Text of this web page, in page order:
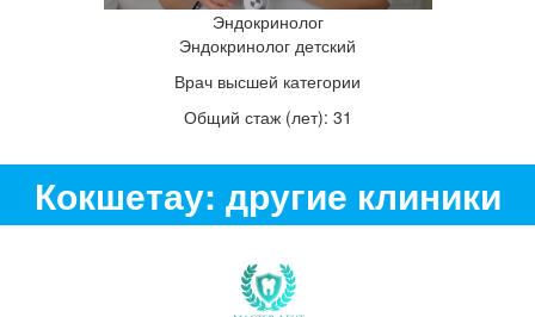
Эндокринолог
Эндокринолог детский
Врач высшей категории
Общий стаж (лет): 31
Кокшетау: другие клиники